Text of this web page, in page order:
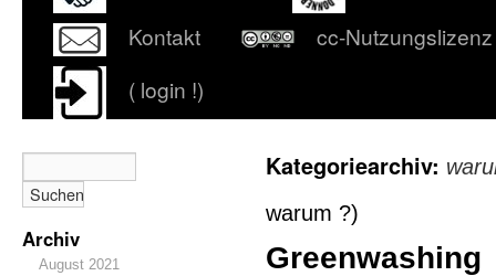
Kontakt
cc-Nutzungslizenz
( login !)
Archiv
August 2021
Kategoriearchiv:
warum ?)
Greenwashing